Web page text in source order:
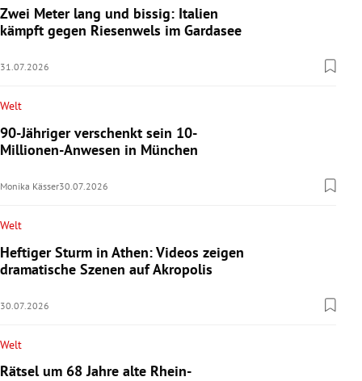
Zwei Meter lang und bissig: Italien
kämpft gegen Riesenwels im Gardasee
31.07.2026
Welt
90-Jähriger verschenkt sein 10-
Millionen-Anwesen in München
Monika Kässer30.07.2026
Welt
Heftiger Sturm in Athen: Videos zeigen
dramatische Szenen auf Akropolis
30.07.2026
Welt
Rätsel um 68 Jahre alte Rhein-